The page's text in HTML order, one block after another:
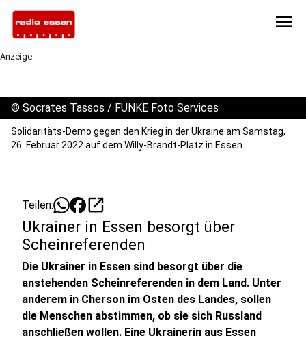
menu
Anzeige
© Socrates Tassos / FUNKE Foto Services
Solidaritäts-Demo gegen den Krieg in der Ukraine am Samstag,
26. Februar 2022 auf dem Willy-Brandt-Platz in Essen.
Teilen: open_in_new
Ukrainer in Essen besorgt über
Scheinreferenden
Die Ukrainer in Essen sind besorgt über die
anstehenden Scheinreferenden in dem Land. Unter
anderem in Cherson im Osten des Landes, sollen
die Menschen abstimmen, ob sie sich Russland
anschließen wollen. Eine Ukrainerin aus Essen